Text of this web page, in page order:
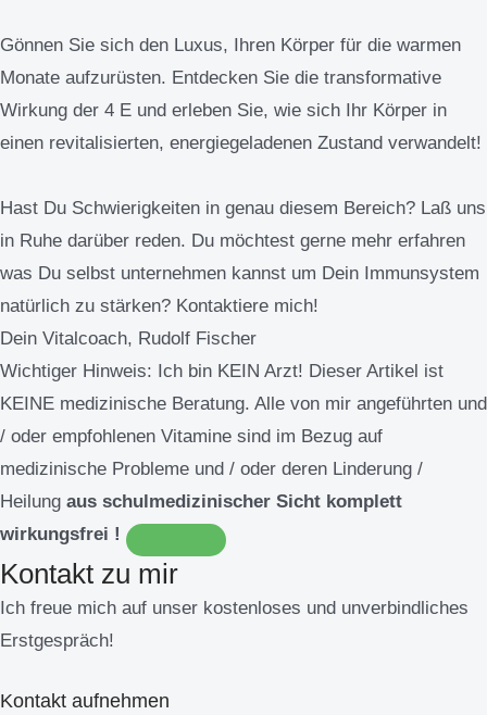
Gönnen Sie sich den Luxus, Ihren Körper für die warmen
Monate aufzurüsten. Entdecken Sie die transformative
Wirkung der 4 E und erleben Sie, wie sich Ihr Körper in
einen revitalisierten, energiegeladenen Zustand verwandelt!
Hast Du Schwierigkeiten in genau diesem Bereich? Laß uns
in Ruhe darüber reden. Du möchtest gerne mehr erfahren
was Du selbst unternehmen kannst um Dein Immunsystem
natürlich zu stärken? Kontaktiere mich!
Dein Vitalcoach, Rudolf Fischer
Wichtiger Hinweis: Ich bin KEIN Arzt! Dieser Artikel ist
KEINE medizinische Beratung. Alle von mir angeführten und
/ oder empfohlenen Vitamine sind im Bezug auf
medizinische Probleme und / oder deren Linderung /
Heilung aus schulmedizinischer Sicht komplett
wirkungsfrei !
Kontakt zu mir
Ich freue mich auf unser kostenloses und unverbindliches
Erstgespräch!
Kontakt aufnehmen